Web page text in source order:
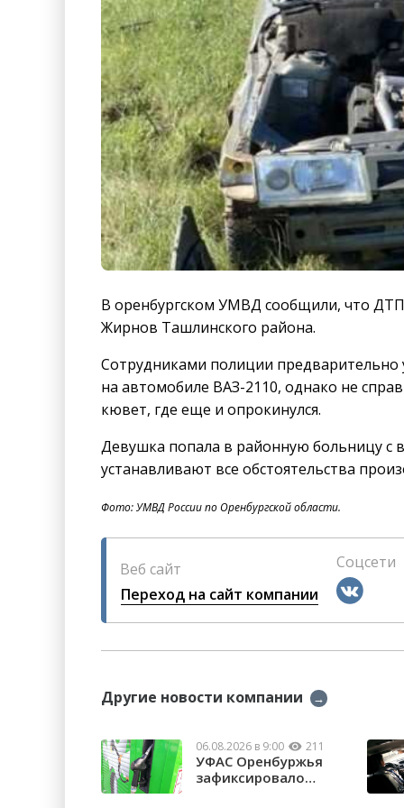
В оренбургском УМВД сообщили, что
Жирнов Ташлинского района.
Сотрудниками полиции предварительно
на автомобиле ВАЗ-2110, однако не
кювет, где еще и опрокинулся.
Девушка попала в районную больницу с
устанавливают все обстоятельства
Фото: УМВД России по Оренбургской области.
Веб сайт
Переход на сайт компании
Соцсети
Другие новости компании →
06.08.2026 в 9:00 211
УФАС Оренбуржья
зафиксировало